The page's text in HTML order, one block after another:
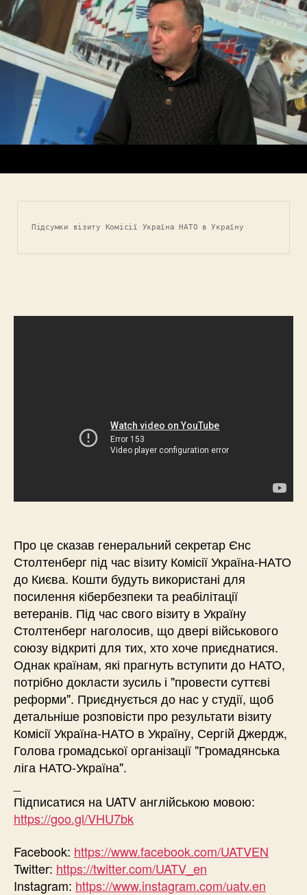
Підсумки візиту Комісії Україна НАТО в Україну
Про це сказав генеральний секретар Єнс
Столтенберг під час візиту Комісії Україна-НАТО
до Києва. Кошти будуть використані для
посилення кібербезпеки та реабілітації
ветеранів. Під час свого візиту в Україну
Столтенберг наголосив, що двері військового
союзу відкриті для тих, хто хоче приєднатися.
Однак країнам, які прагнуть вступити до НАТО,
потрібно докласти зусиль і "провести суттєві
реформи". Приєднується до нас у студії, щоб
детальніше розповісти про результати візиту
Комісії Україна-НАТО в Україну, Сергій Джердж,
Голова громадської організації "Громадянська
ліга НАТО-Україна".
Підписатися на UATV англійською мовою:
https://goo.gl/VHU7bk
Facebook: https://www.facebook.com/UATVEN
Twitter: https://twitter.com/UATV_en
Instagram: https://www.instagram.com/uatv.en